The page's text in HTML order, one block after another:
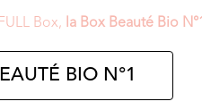
Box, la Box Beauté Bio N°1
BIO N°1